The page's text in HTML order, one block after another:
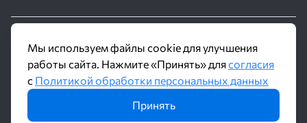
© 2016 - 2026 Производственное объединение «Трубное
Решение»
Политика обработки персональных данных
Информация на сайте не является публичной офертой и носит
ознакомительный характер. Наличие, описание и цены уточняйте у
Мы используем файлы cookie для улучшения
работы сайта. Нажмите «Принять» длясогласия
с Политикой обработки персональных данных
Принять